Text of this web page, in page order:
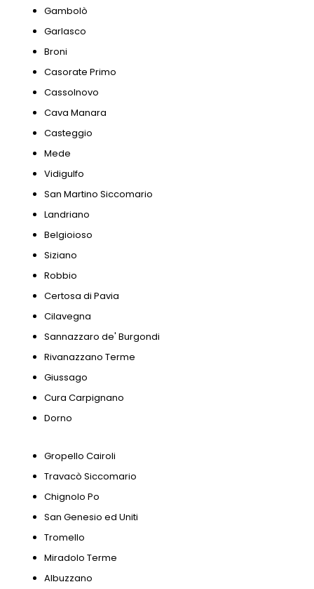
Gambolò
Garlasco
Broni
Casorate Primo
Cassolnovo
Cava Manara
Casteggio
Mede
Vidigulfo
San Martino Siccomario
Landriano
Belgioioso
Siziano
Robbio
Certosa di Pavia
Cilavegna
Sannazzaro de' Burgondi
Rivanazzano Terme
Giussago
Cura Carpignano
Dorno
Gropello Cairoli
Travacò Siccomario
Chignolo Po
San Genesio ed Uniti
Tromello
Miradolo Terme
Albuzzano